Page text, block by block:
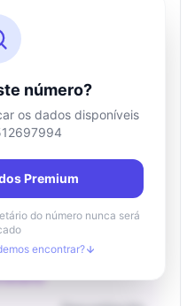
Desconhecido
Desconhecido
Desconhecido
número?
os dados disponíveis
Premium
do número nunca será
encontrar?